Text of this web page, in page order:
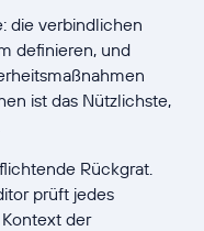
die verbindlichen
definieren, und
ist das Nützlichste,
Rückgrat.
prüft jedes
der